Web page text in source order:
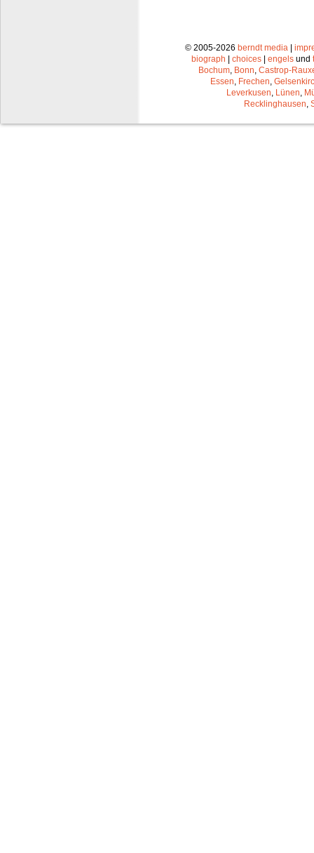
© 2005-2026 berndt media |
biograph | choices | engels und
Bochum Bonn Castrop-
Essen Frechen
Leverkusen Lünen
Recklinghausen